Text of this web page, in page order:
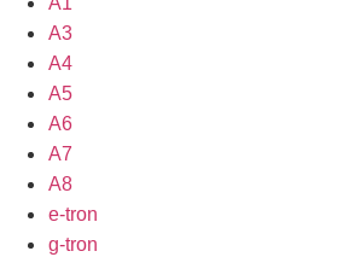
A3
A4
A5
A6
A7
A8
e-tron
g-tron